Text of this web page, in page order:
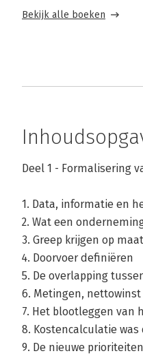
Bekijk alle boeken
Deel 1 - Formalisering
1. Data, informatie en
2. Wat een
3. Greep krijgen op
4. Doorvoer definiëren
5. De overlapping
6. Metingen,
7. Het blootleggen van
8. Kostencalculatie
9. De nieuwe